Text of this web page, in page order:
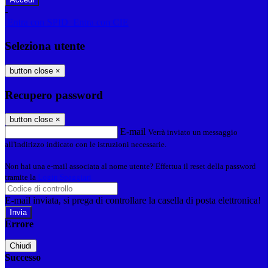
-
Entra con SPID
Entra con CIE
Seleziona utente
button close ×
Recupero password
button close ×
E-mail Verrà inviato un messaggio
all'indirizzo indicato con le istruzioni necessarie.
Non hai una e-mail associata al nome utente? Effettua il reset della password
tramite la Login Spaggiari
E-mail inviata, si prega di controllare la casella di posta elettronica!
Errore
Chiudi
Successo